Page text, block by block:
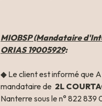
MIOBSP (Mandataire
ORIAS 19005929:
◆ Le client est informé que
mandataire de 2L
Nanterre sous le n° 822 839